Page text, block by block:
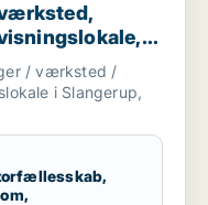
eller
Frederikssund
/ værksted /
i Slangerup,